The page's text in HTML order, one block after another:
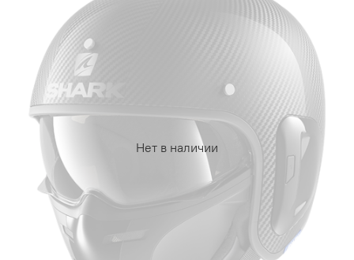
Нет в наличии